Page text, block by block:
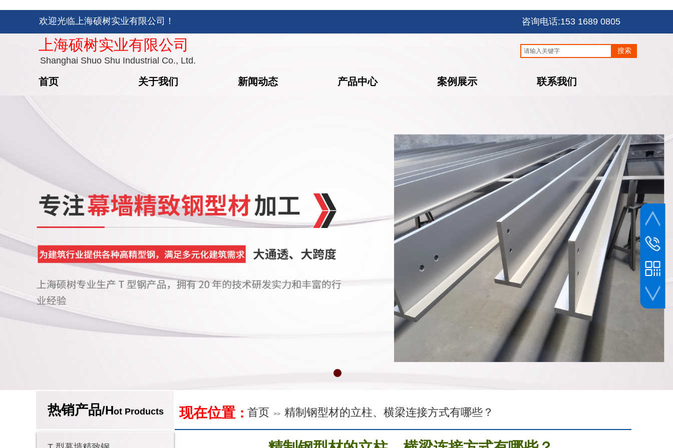
Shanghai Shuo Shu Industrial Co., Ltd.
上海硕树实业有限公司
咨询电话:153 1689 0805
欢迎光临上海硕树实业有限公司！
搜索
首页 关于我们 新闻动态 产品中心 案例展示 联系我们
热销产品/Hot Products 现在位置 ：首页 >> 精制钢型材的立柱、横梁连接方式有哪些？
硕树客服